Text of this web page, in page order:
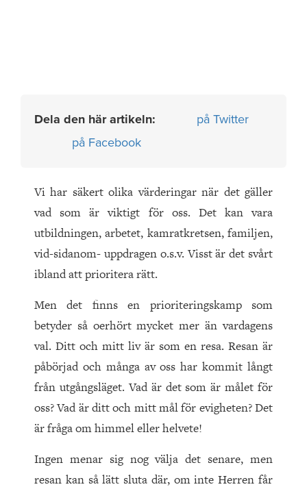
Dela den här artikeln:
på Twitter
på Facebook
Vi har säkert olika värderingar när det gäller
vad som är viktigt för oss. Det kan vara
utbildningen, arbetet, kamratkretsen, familjen,
vid-sidanom- uppdragen o.s.v. Visst är det svårt
ibland att prioritera rätt.
Men det finns en prioriteringskamp som
betyder så oerhört mycket mer än vardagens
val. Ditt och mitt liv är som en resa. Resan är
påbörjad och många av oss har kommit långt
från utgångsläget. Vad är det som är målet för
oss? Vad är ditt och mitt mål för evigheten? Det
är fråga om himmel eller helvete!
Ingen menar sig nog välja det senare, men
resan kan så lätt sluta där, om inte Herren får